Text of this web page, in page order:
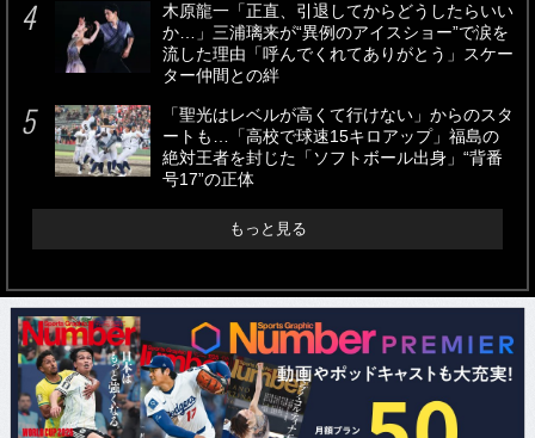
木原龍一「正直、引退してからどうしたらいい
か…」三浦璃来が“異例のアイスショー”で涙を
流した理由「呼んでくれてありがとう」スケー
ター仲間との絆
「聖光はレベルが高くて行けない」からのスタ
ートも…「高校で球速15キロアップ」福島の
絶対王者を封じた「ソフトボール出身」“背番
号17”の正体
もっと見る